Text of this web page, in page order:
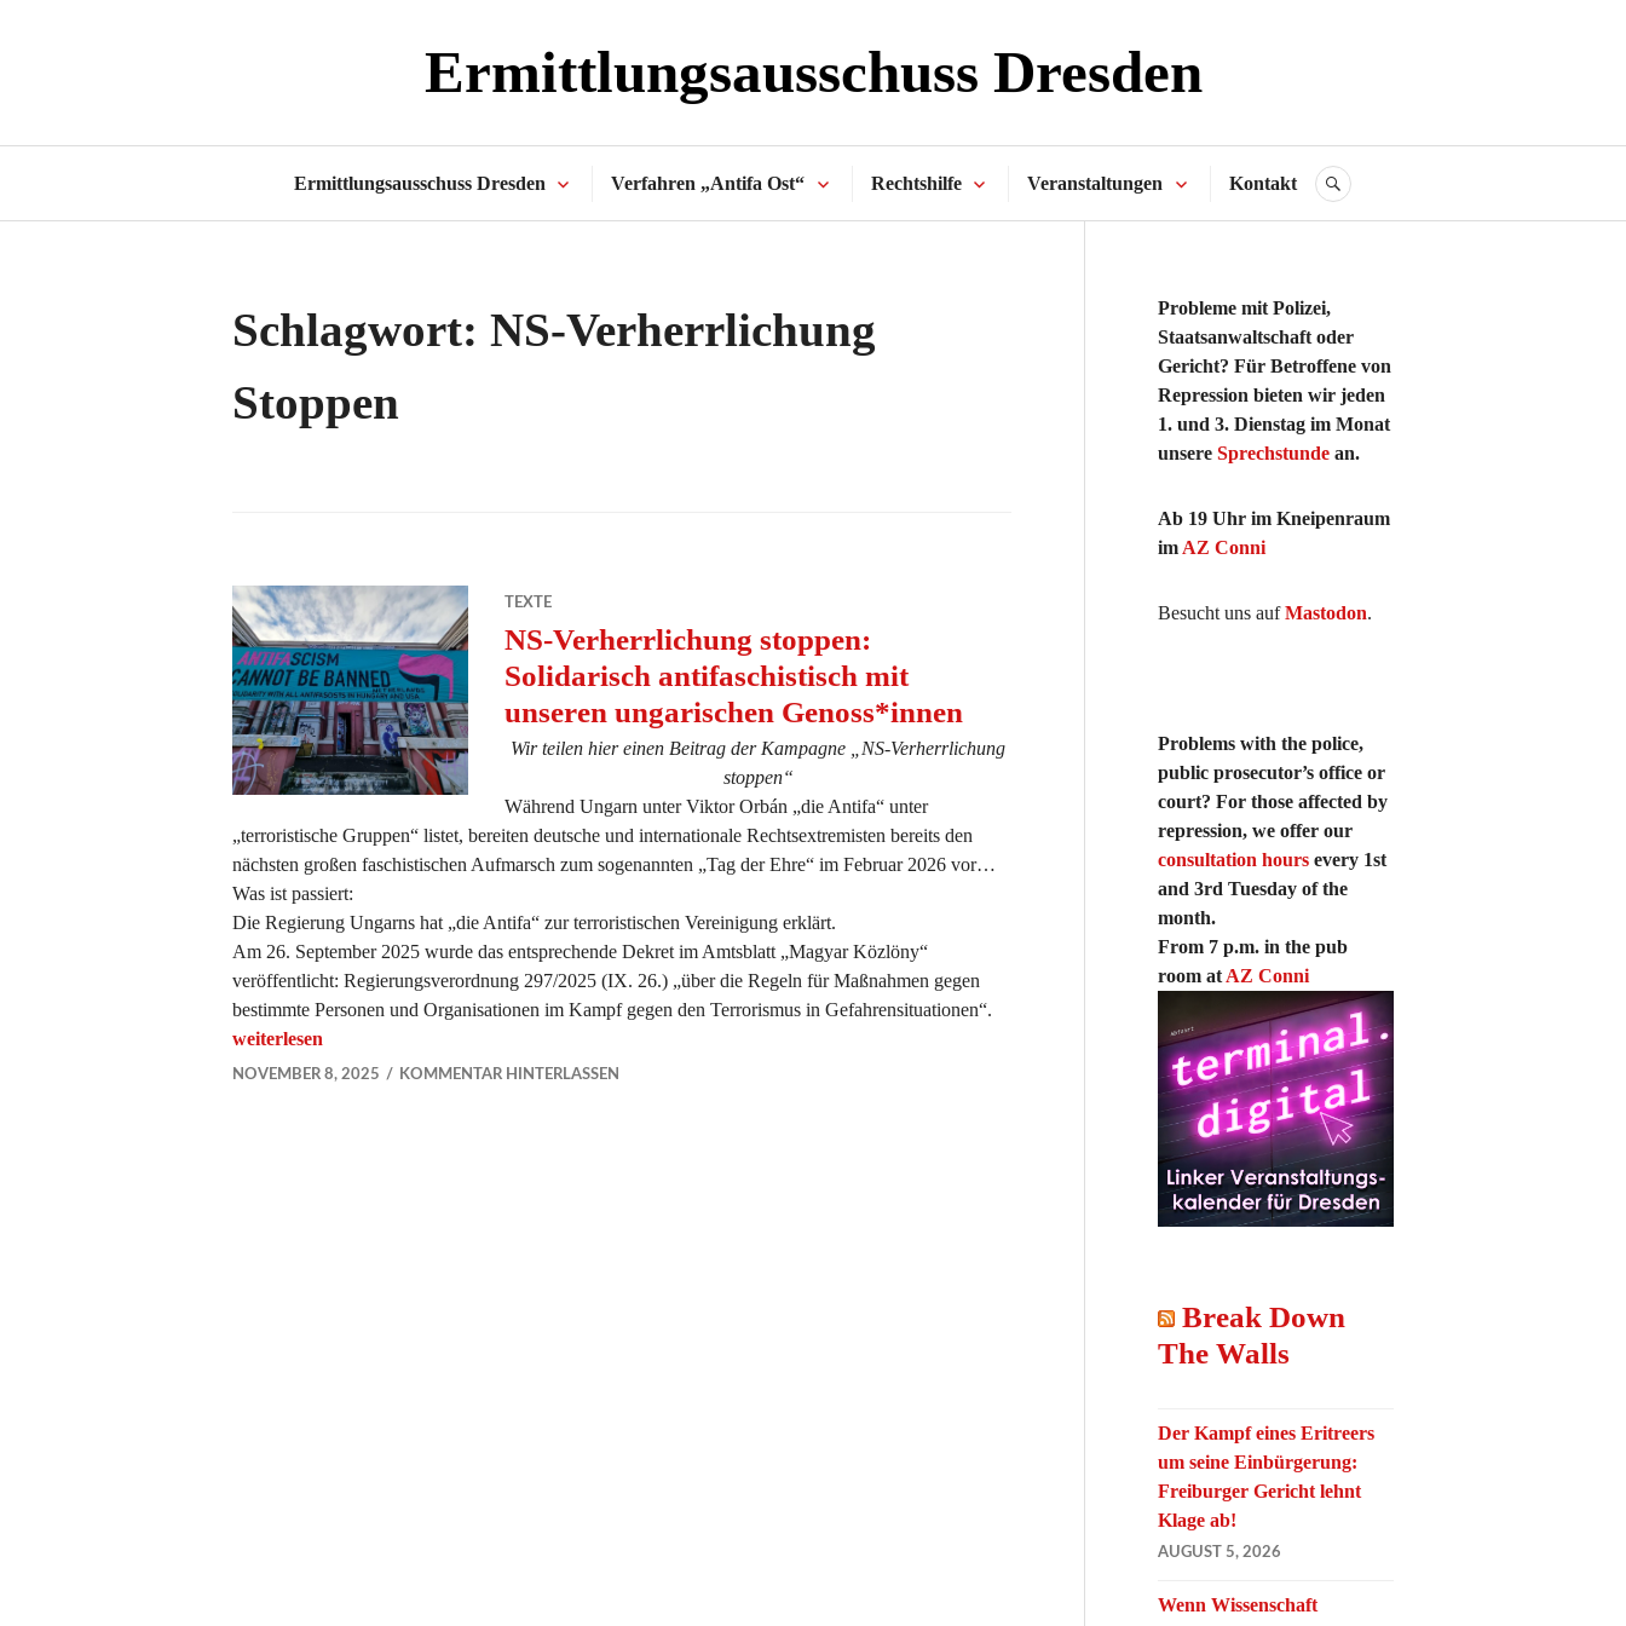
Ermittlungsausschuss Dresden
Ermittlungsausschuss Dresden Verfahren „Antifa Ost“ Rechtshilfe Veranstaltungen Kontakt SUCHE
Schlagwort: NS-Verherrlichung
Stoppen
TEXTE
NS-Verherrlichung stoppen:
Solidarisch antifaschistisch mit
unseren ungarischen Genoss*innen
Wir teilen hier einen Beitrag der Kampagne „NS-Verherrlichung
stoppen“
Während Ungarn unter Viktor Orbán „die Antifa“ unter
„terroristische Gruppen“ listet, bereiten deutsche und internationale Rechtsextremisten bereits den
nächsten großen faschistischen Aufmarsch zum sogenannten „Tag der Ehre“ im Februar 2026 vor…
Was ist passiert:
Die Regierung Ungarns hat „die Antifa“ zur terroristischen Vereinigung erklärt.
Am 26. September 2025 wurde das entsprechende Dekret im Amtsblatt „Magyar Közlöny“
veröffentlicht: Regierungsverordnung 297/2025 (IX. 26.) „über die Regeln für Maßnahmen gegen
bestimmte Personen und Organisationen im Kampf gegen den Terrorismus in Gefahrensituationen“.
„NS-Verherrlichung stoppen: Solidarisch antifaschistisch mit unseren ungarischen Genoss*innen“
weiterlesen
NOVEMBER 8, 2025 KOMMENTAR HINTERLASSEN
Probleme mit Polizei,
Staatsanwaltschaft oder
Gericht? Für Betroffene von
Repression bieten wir jeden
1. und 3. Dienstag im Monat
unsere Sprechstunde an.
Ab 19 Uhr im Kneipenraum
im AZ Conni
Besucht uns aufMastodon.
Problems with the police,
public prosecutor’s office or
court? For those affected by
repression, we offer our
consultation hours every 1st
and 3rd Tuesday of the
month.
From 7 p.m. in the pub
room at AZ Conni
Break Down
The Walls
Der Kampf eines Eritreers
um seine Einbürgerung:
Freiburger Gericht lehnt
Klage ab!
AUGUST 5, 2026
Wenn Wissenschaft